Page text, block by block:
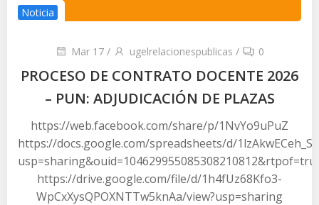
Noticia
Mar 17 / ugelrelacionespublicas / 0
PROCESO DE CONTRATO DOCENTE 2026
– PUN: ADJUDICACIÓN DE PLAZAS
https://web.facebook.com/share/p/1NvYo9uPuZ
https://docs.google.com/spreadsheets/d/
https://drive.google.com/file/d/1h4fUz68Kfo3-
WpCxXysQPOXNTTw5knAa/view?usp=sharing